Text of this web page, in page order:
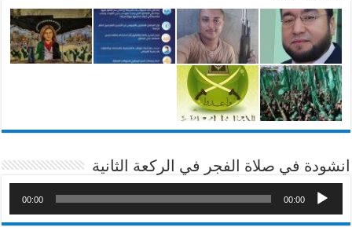
انشودة في صلاة الفجر في الركعة الثانية
00:00
00:00